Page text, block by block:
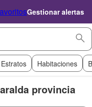
Gestionar alertas
Estratos Habitaciones
provincia